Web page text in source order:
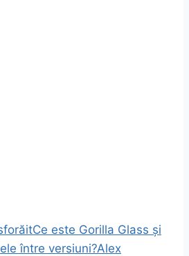
Ce este Gorilla Glass și
între versiuni?Alex